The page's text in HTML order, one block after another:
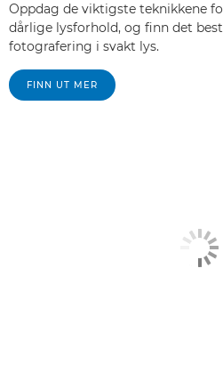
Oppdag de viktigste teknikkene
dårlige lysforhold, og finn det
fotografering i svakt lys.
FINN UT MER